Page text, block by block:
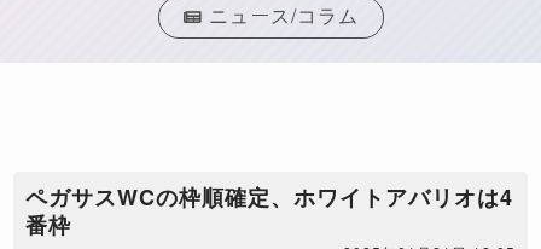
ニュース/コラム
ペガサスWCの枠順確定、ホワイトアバリオは4
番枠